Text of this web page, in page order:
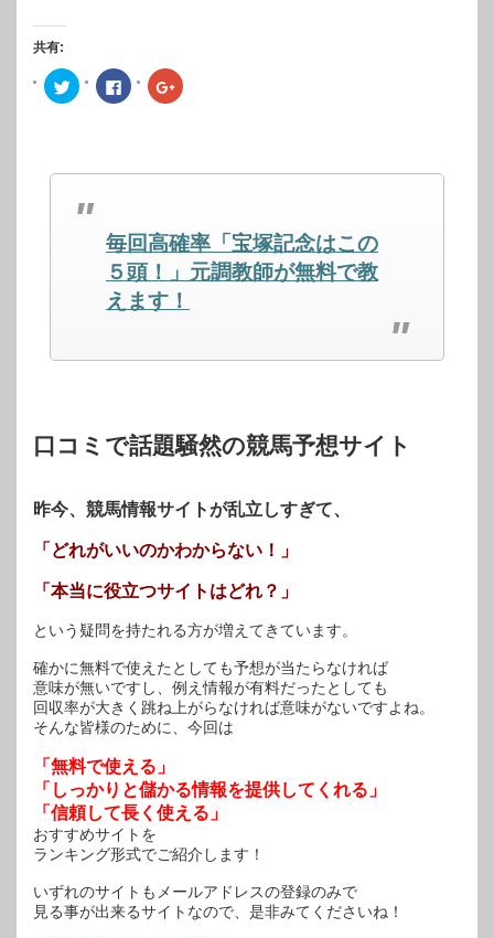
共有:
ク
リ
で
有
(新
ま
Facebook
で
は
し
て
く
だ
さ
い
ウ
開
き
ク
リ
で
い
ウ
ィ
ン
ド
ウ
ま
毎回高確率「宝塚記念はこの
５頭！」元調教師が無料で教
えます！
口コミで話題騒然の競馬予想サイト
昨今、競馬情報サイトが乱立しすぎて、
「どれがいいのかわからない！」
「本当に役立つサイトはどれ？」
という疑問を持たれる方が増えてきています。
確かに無料で使えたとしても予想が当たらなければ
意味が無いですし、例え情報が有料だったとしても
回収率が大きく跳ね上がらなければ意味がないですよね。
そんな皆様のために、今回は
「無料で使える」
「しっかりと儲かる情報を提供してくれる」
「信頼して長く使える」
おすすめサイトを
ランキング形式でご紹介します！
いずれのサイトもメールアドレスの登録のみで
見る事が出来るサイトなので、是非みてくださいね！